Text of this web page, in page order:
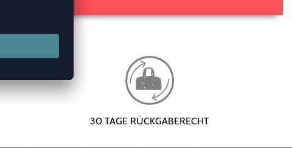
30 TAGE RÜCKGABERECHT